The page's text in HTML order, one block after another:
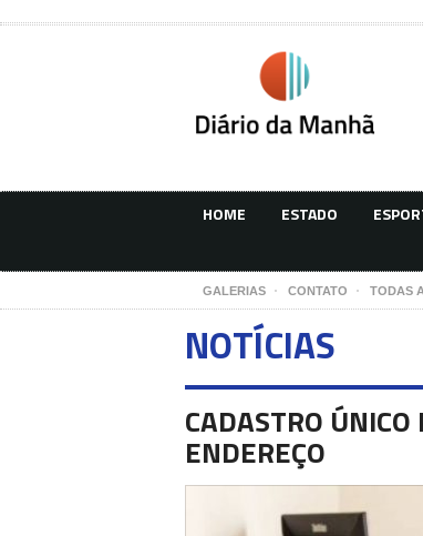
HOME ESTADO
GALERIAS CONTATO TODAS
NOTÍCIAS
CADASTRO
ENDEREÇO